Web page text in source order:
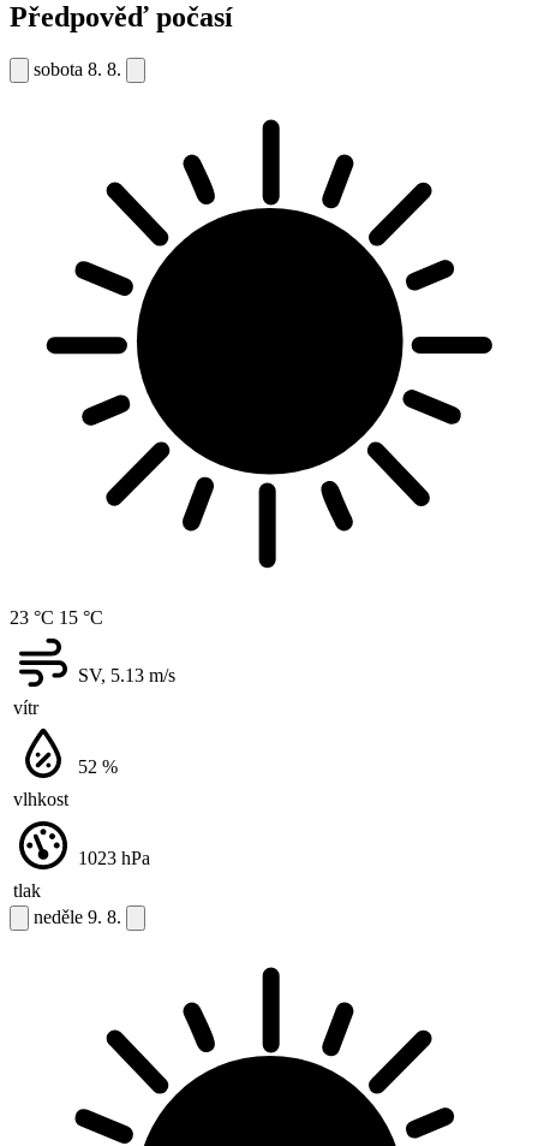
Předpověď počasí
sobota 8. 8.
23 °C 15 °C
vítr
SV, 5.13 m/s
vlhkost
52 %
tlak
1023 hPa
neděle 9. 8.